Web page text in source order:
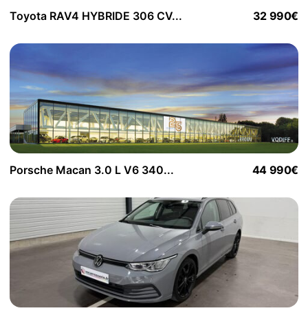
Toyota RAV4 HYBRIDE 306 CV... 32 990€
Porsche Macan 3.0 L V6 340... 44 990€